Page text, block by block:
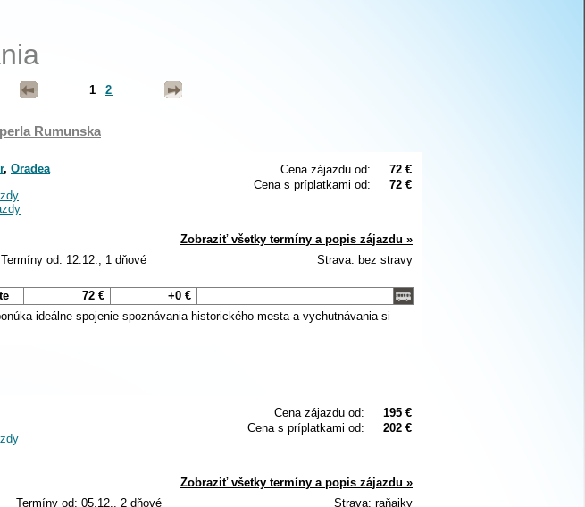
1 2
Rumunska
Cena zájazdu od:
72 €
Cena s príplatkami od:
72 €
, Oradea
Zobraziť všetky termíny a popis zájazdu »
Termíny od: 12.12., 1 dňové Strava: bez stravy
72 €
+0 €
ideálne spojenie spoznávania historického mesta a vychutnávania si
Cena zájazdu od:
195 €
Cena s príplatkami od:
202 €
Zobraziť všetky termíny a popis zájazdu »
Termíny od: 05.12., 2 dňové
Strava: raňajky